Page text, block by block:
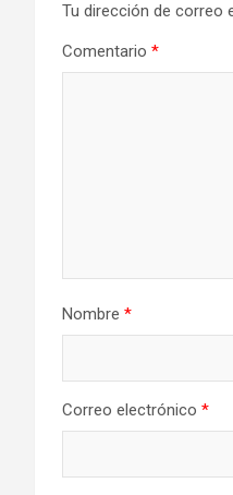
Tu dirección de correo
Comentario *
Nombre *
Correo electrónico *